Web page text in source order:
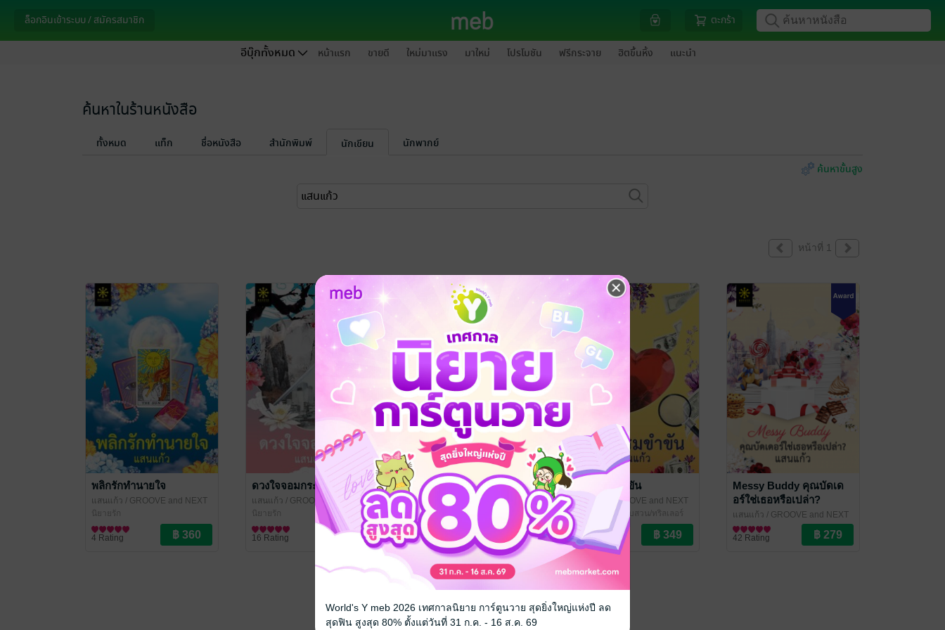
ล็อกอินเข้าระบบ / สมัครสมาชิก ตะกร้า
อีบุ๊กทั้งหมด หน้าแรก ขายดี ใหม่มาแรง มาใหม่ โปรโมชัน ฟรีกระจาย ฮิตขึ้นหิ้ง แนะนำ
ค้นหาในร้านหนังสือ
ทั้งหมด แท็ก ชื่อหนังสือ สำนักพิมพ์ นักเขียน
นักพากย์
ค้นหาขั้นสูง
หน้าที่ 1
พลิกรักทำนายใจ
แสนแก้ว / GROOVE and NEXT
PUBLISHING
นิยายรัก
4 Rating
ดวงใจจอมกระบี่
แสนแก้ว / GROOVE and NEXT
PUBLISHING
นิยายรัก
16 Rating
Mr. JUDO ทุ่มฉันเถอะที่รัก
แสนแก้ว / แสนแก้ว
นิยายรัก
4 Rating
โจรกรรมขำขัน
แสนแก้ว
/ GROOVE and NEXT
PUBLISHING
นิยายสืบสวนสอบสวน/ทริลเลอร์
13 Rating
Messy Buddy คุณบัดเด
อร์ใช่เธอหรือเปล่า?
แสนแก้ว / GROOVE and NEXT
PUBLISHING
นิยายสืบสวนสอบสวน/ทริลเลอร์
42 Rating
หน้าที่ 1
World's Y meb 2026 เทศกาลนิยาย การ์ตูนวาย สุดยิ่งใหญ่แห่งปี ลด
สุดฟิน สูงสุด 80% ตั้งแต่วันที่ 31 ก.ค. - 16 ส.ค. 69